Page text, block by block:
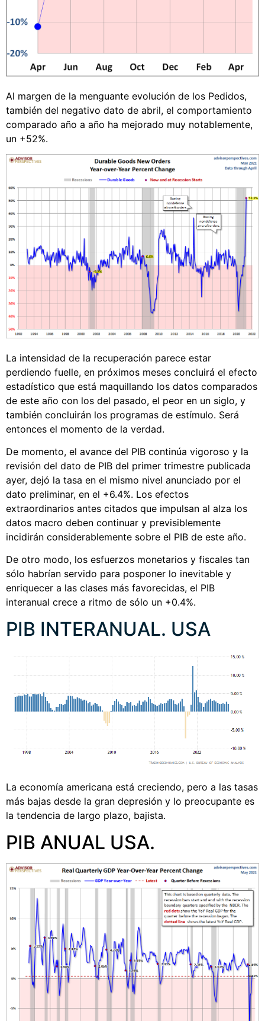
Al margen de la menguante evolución de los Pedidos,
también del negativo dato de abril, el comportamiento
comparado año a año ha mejorado muy notablemente,
un +52%.
La intensidad de la recuperación parece estar
perdiendo fuelle, en próximos meses concluirá el efecto
estadístico que está maquillando los datos comparados
de este año con los del pasado, el peor en un siglo, y
también concluirán los programas de estímulo. Será
entonces el momento de la verdad.
De momento, el avance del PIB continúa vigoroso y la
revisión del dato de PIB del primer trimestre publicada
ayer, dejó la tasa en el mismo nivel anunciado por el
dato preliminar, en el +6.4%. Los efectos
extraordinarios antes citados que impulsan al alza los
datos macro deben continuar y previsiblemente
incidirán considerablemente sobre el PIB de este año.
De otro modo, los esfuerzos monetarios y fiscales tan
sólo habrían servido para posponer lo inevitable y
enriquecer a las clases más favorecidas, el PIB
interanual crece a ritmo de sólo un +0.4%.
PIB INTERANUAL. USA
La economía americana está creciendo, pero a las tasas
más bajas desde la gran depresión y lo preocupante es
la tendencia de largo plazo, bajista.
PIB ANUAL USA.